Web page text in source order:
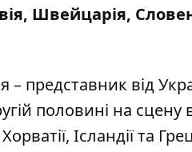
Швейцарія,
представник від
половині на
Ісландії та